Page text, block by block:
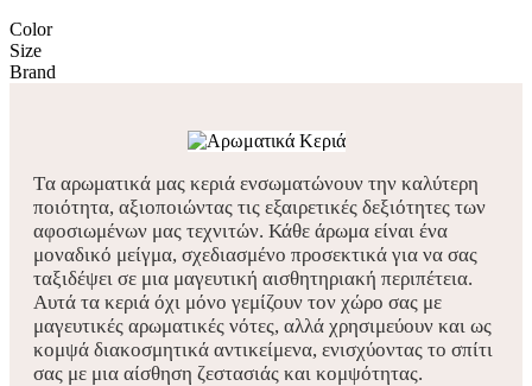
Color
Size
Brand
Tα αρωματικά μας κεριά ενσωματώνουν την καλύτερη
ποιότητα, αξιοποιώντας τις εξαιρετικές δεξιότητες των
αφοσιωμένων μας τεχνιτών. Κάθε άρωμα είναι ένα
μοναδικό μείγμα, σχεδιασμένο προσεκτικά για να σας
ταξιδέψει σε μια μαγευτική αισθητηριακή περιπέτεια.
Αυτά τα κεριά όχι μόνο γεμίζουν τον χώρο σας με
μαγευτικές αρωματικές νότες, αλλά χρησιμεύουν και ως
κομψά διακοσμητικά αντικείμενα, ενισχύοντας το σπίτι
σας με μια αίσθηση ζεστασιάς και κομψότητας.